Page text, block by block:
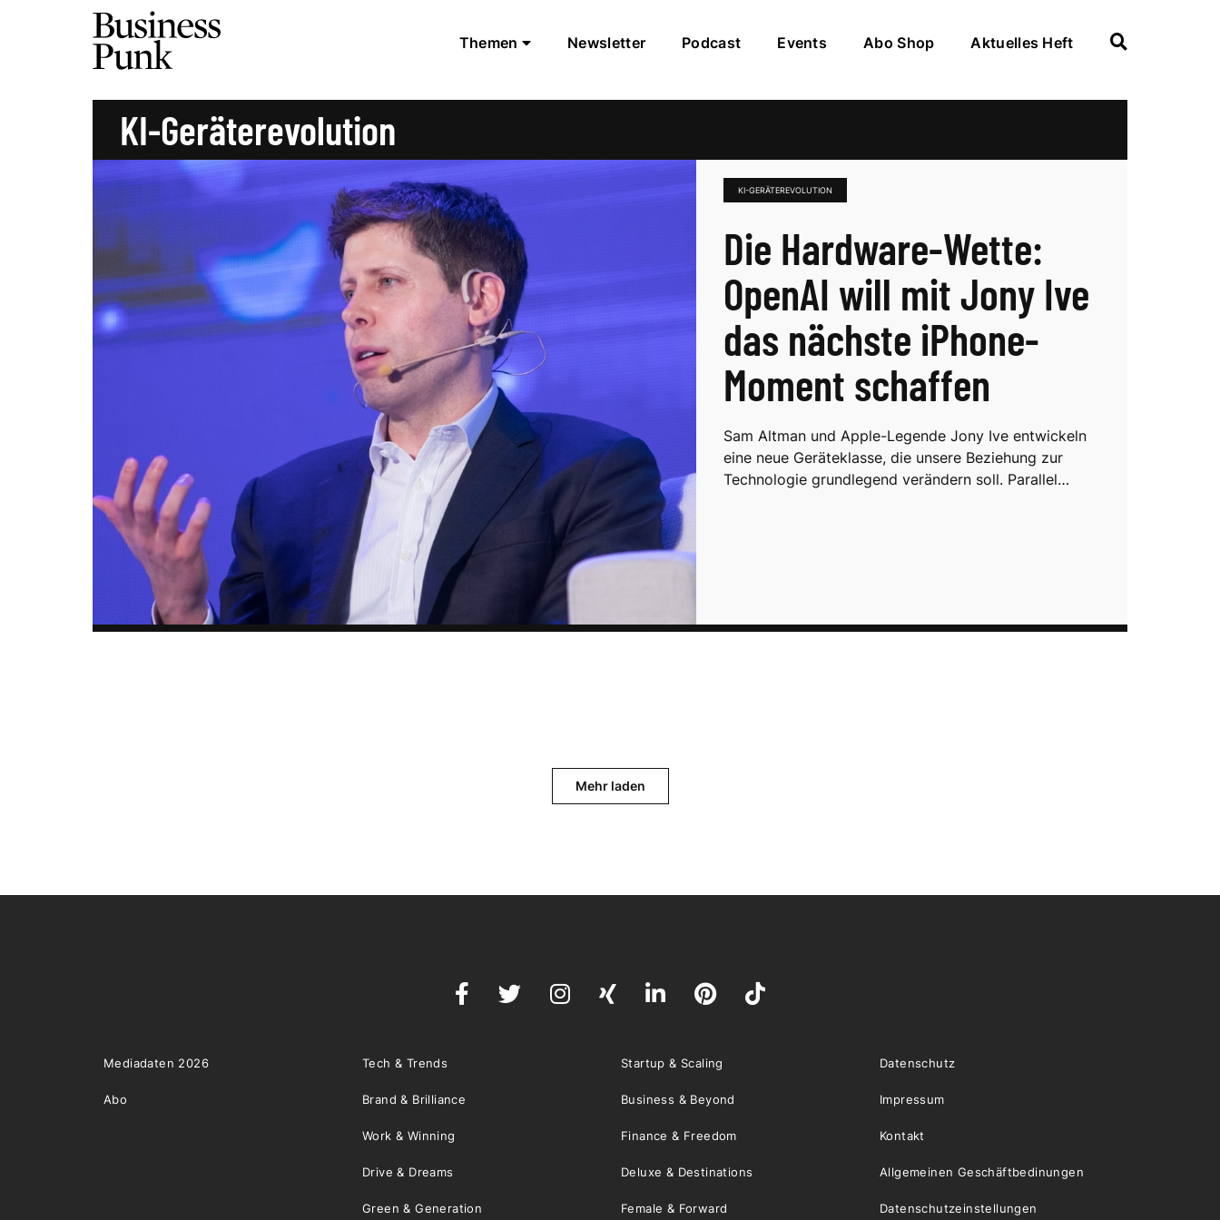
Themen Newsletter Podcast Events Abo Shop Aktuelles Heft
KI-Geräterevolution
KI-GERÄTEREVOLUTION
Die Hardware-Wette:
OpenAI will mit Jony Ive
das nächste iPhone-
Moment schaffen
Sam Altman und Apple-Legende Jony Ive entwickeln
eine neue Geräteklasse, die unsere Beziehung zur
Technologie grundlegend verändern soll. Parallel…
Mehr laden
Mediadaten 2026
Abo
Tech & Trends Startup & Scaling
Brand & Brilliance Business & Beyond
Work & Winning Finance & Freedom
Drive & Dreams Deluxe & Destinations
Green & Generation Female & Forward
Datenschutz
Impressum
Kontakt
Allgemeinen Geschäftbedinungen
Datenschutzeinstellungen